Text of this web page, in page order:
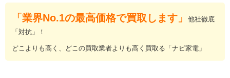
「業界No.1の最高価格で買取します」
他社徹底
「対抗」！
どこよりも高く、どこの買取業者よりも高く買取る「ナビ家電」